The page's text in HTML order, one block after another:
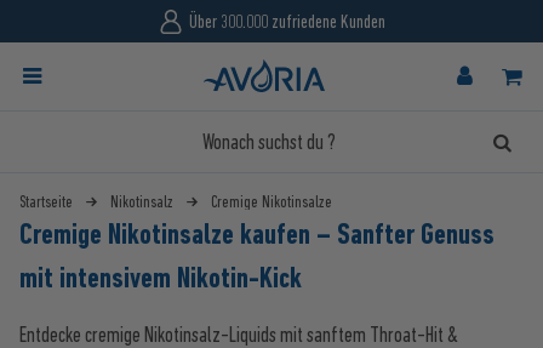
Über 300.000 zufriedene Kunden
Startseite Nikotinsalz Cremige Nikotinsalze
Cremige Nikotinsalze kaufen – Sanfter Genuss
mit intensivem Nikotin-Kick
Entdecke cremige Nikotinsalz-Liquids mit sanftem Throat-Hit &